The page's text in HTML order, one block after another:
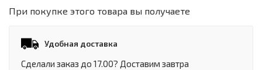
При покупке этого товара вы получаете
Удобная доставка
Сделали заказ до 17.00? Доставим завтра